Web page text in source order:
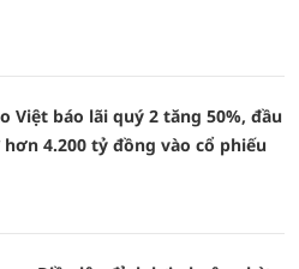
Việt báo lãi quý 2 tăng 50%, đầu
4.200 tỷ đồng vào cổ phiếu